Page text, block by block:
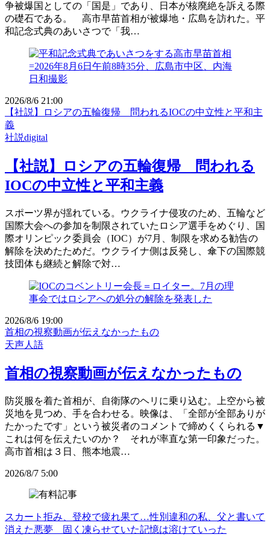
争被爆国としての「国是」であり、日本が核廃絶を訴える際
の礎石である。 高市早苗首相が被爆地・広島を訪れた。平
和記念式典のあいさつで「我…
2026/8/6 21:00
【社説】ロシアの五輪復帰 問われるIOCの中立性と平和主
義
社説digital
【社説】ロシアの五輪復帰 問われる
IOCの中立性と平和主義
スポーツ界が揺れている。ウクライナ侵攻のため、五輪など
国際大会への参加を制限されていたロシア選手をめぐり、国
際オリンピック委員会（IOC）が7月、制限を求める勧告の
解除を決めたためだ。ウクライナ側は反発し、傘下の国際競
技団体も継続と解除で対…
2026/8/6 19:00
首相の視察動画が伝えなかったもの
天声人語
首相の視察動画が伝えなかったもの
防災服を着た首相が、自衛隊のヘリに乗り込む。上空から被
災地を見つめ、手を合わせる。映像は、「全部が全部ありが
たかったです」という被災者のコメントで締めくくられる▼
これは何を伝えたいのか？ それが率直な第一印象だった。
高市首相は３日、熊本地震…
2026/8/7 5:00
スカート拒み、登校で疲れ果て…性別違和の私、父と書いて
消えた悪夢 固く凍らせていた記憶は溶けていった